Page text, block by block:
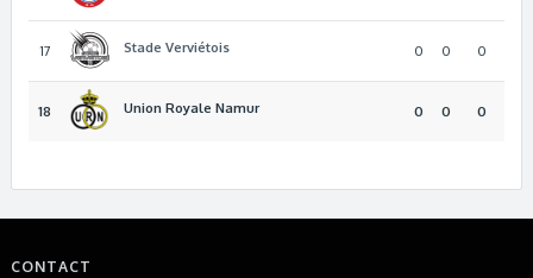
17 Stade Verviétois 0 0 0
18 Union Royale Namur 0 0 0
CONTACT